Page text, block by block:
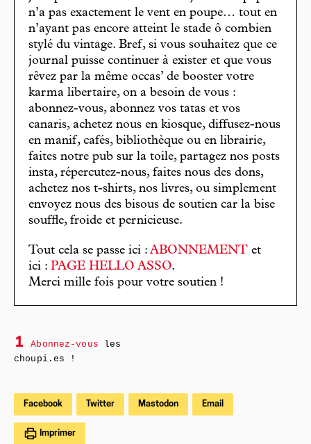
n’a pas exactement le vent en poupe… tout en
n’ayant pas encore atteint le stade ô combien
stylé du vintage. Bref, si vous souhaitez que ce
journal puisse continuer à exister et que vous
rêvez par la même occas’ de booster votre
karma libertaire, on a besoin de vous :
abonnez-vous, abonnez vos tatas et vos
canaris, achetez nous en kiosque, diffusez-nous
en manif, cafés, bibliothèque ou en librairie,
faites notre pub sur la toile, partagez nos posts
insta, répercutez-nous, faites nous des dons,
achetez nos t-shirts, nos livres, ou simplement
envoyez nous des bisous de soutien car la bise
souffle, froide et pernicieuse.
Tout cela se passe ici : ABONNEMENT et
ici : PAGE HELLO ASSO.
Merci mille fois pour votre soutien !
1 Abonnez-vous les
choupi.es !
Facebook Twitter Mastodon Email
Imprimer